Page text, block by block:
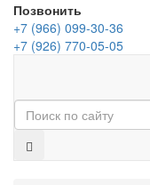
Позвонить
+7 (966) 099-30-36
+7 (926) 770-05-05